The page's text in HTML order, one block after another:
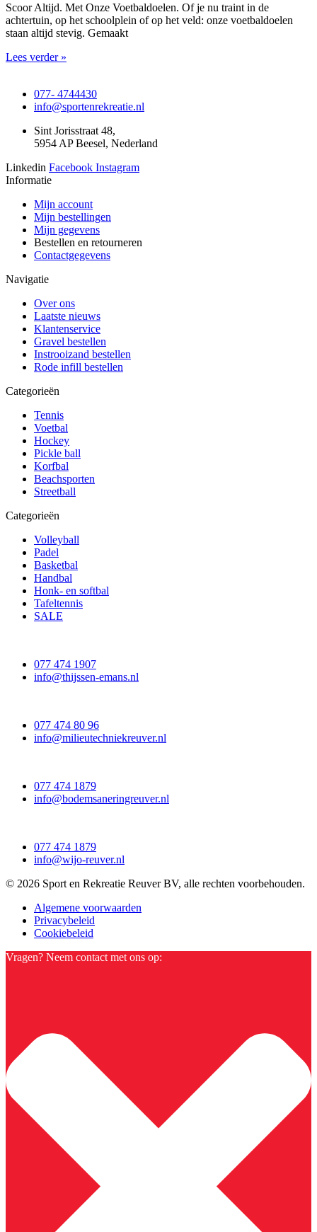
Scoor Altijd. Met Onze Voetbaldoelen. Of je nu traint in de
achtertuin, op het schoolplein of op het veld: onze voetbaldoelen
staan altijd stevig. Gemaakt
Lees verder »
077- 4744430
info@sportenrekreatie.nl
Sint Jorisstraat 48,
5954 AP Beesel, Nederland
Linkedin Facebook Instagram
Informatie
Mijn account
Mijn bestellingen
Mijn gegevens
Bestellen en retourneren
Contactgegevens
Navigatie
Over ons
Laatste nieuws
Klantenservice
Gravel bestellen
Instrooizand bestellen
Rode infill bestellen
Categorieën
Tennis
Voetbal
Hockey
Pickle ball
Korfbal
Beachsporten
Streetball
Categorieën
Volleyball
Padel
Basketbal
Handbal
Honk- en softbal
Tafeltennis
SALE
077 474 1907
info@thijssen-emans.nl
077 474 80 96
info@milieutechniekreuver.nl
077 474 1879
info@bodemsaneringreuver.nl
077 474 1879
info@wijo-reuver.nl
© 2026 Sport en Rekreatie Reuver BV, alle rechten voorbehouden.
Algemene voorwaarden
Privacybeleid
Cookiebeleid
Vragen? Neem contact met ons op: